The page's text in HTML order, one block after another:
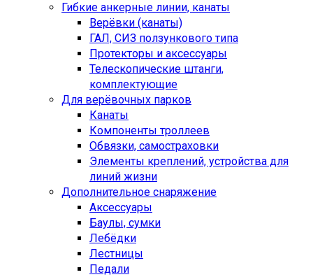
Гибкие анкерные линии, канаты
Верёвки (канаты)
ГАЛ, СИЗ ползункового типа
Протекторы и аксессуары
Телескопические штанги,
комплектующие
Для верёвочных парков
Канаты
Компоненты троллеев
Обвязки, самостраховки
Элементы креплений, устройства для
линий жизни
Дополнительное снаряжение
Аксессуары
Баулы, сумки
Лебёдки
Лестницы
Педали